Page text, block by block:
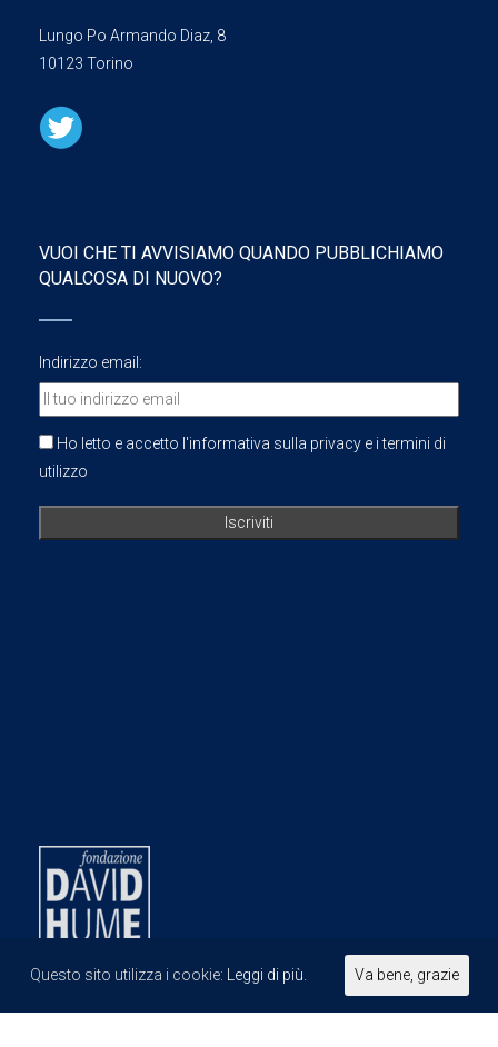
Lungo Po Armando Diaz, 8
10123 Torino
VUOI CHE TI AVVISIAMO QUANDO PUBBLICHIAMO
QUALCOSA DI NUOVO?
Indirizzo email:
Ho letto e accetto l'informativa sulla privacy e i termini di
utilizzo
Questo sito utilizza i cookie: Leggi di più. Va bene, grazie